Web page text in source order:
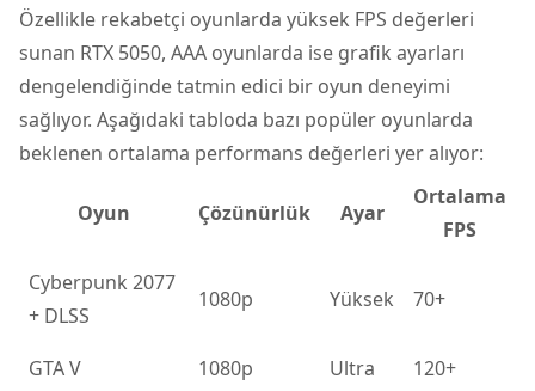
Özellikle rekabetçi oyunlarda yüksek FPS değerleri
sunan RTX 5050, AAA oyunlarda ise grafik ayarları
dengelendiğinde tatmin edici bir oyun deneyimi
sağlıyor. Aşağıdaki tabloda bazı popüler oyunlarda
beklenen ortalama performans değerleri yer alıyor:
Oyun Çözünürlük Ayar
Ortalama
FPS
Cyberpunk 2077
+ DLSS
1080p Yüksek 70+
GTA V 1080p Ultra
120+